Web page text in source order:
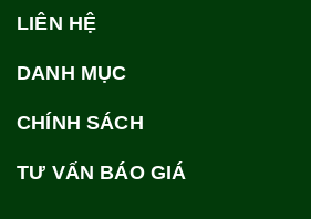
LIÊN HỆ
DANH MỤC
CHÍNH SÁCH
TƯ VẤN BÁO GIÁ